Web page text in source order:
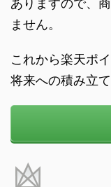
ません。
これから楽天ポ
将来への積み立